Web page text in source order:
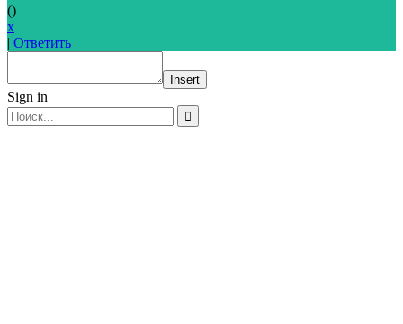
()
x
| Ответить
Insert
Sign in